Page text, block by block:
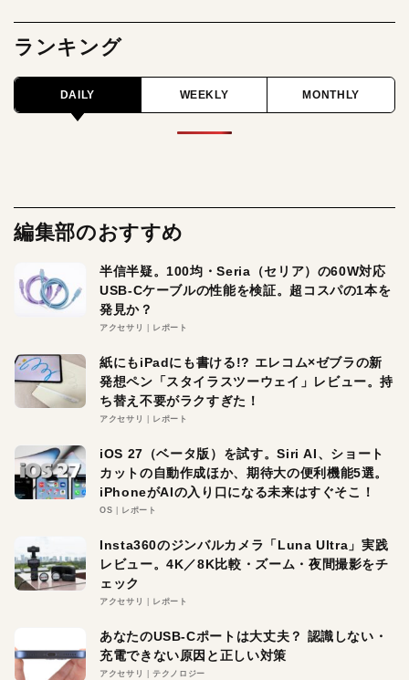
ランキング
DAILY WEEKLY MONTHLY
編集部のおすすめ
半信半疑。100均・Seria（セリア）の60W対応
USB-Cケーブルの性能を検証。超コスパの1本を
発見か？
アクセサリ レポート
紙にもiPadにも書ける!? エレコム×ゼブラの新
発想ペン「スタイラスツーウェイ」レビュー。持
ち替え不要がラクすぎた！
アクセサリ レポート
iOS 27（ベータ版）を試す。Siri AI、ショート
カットの自動作成ほか、期待大の便利機能5選。
iPhoneがAIの入り口になる未来はすぐそこ！
OS レポート
Insta360のジンバルカメラ「Luna Ultra」実践
レビュー。4K／8K比較・ズーム・夜間撮影をチ
ェック
アクセサリ レポート
あなたのUSB-Cポートは大丈夫？ 認識しない・
充電できない原因と正しい対策
アクセサリ テクノロジー